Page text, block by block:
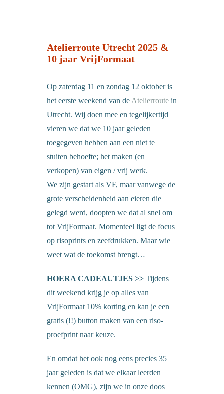
Atelierroute Utrecht 2025 &
10 jaar VrijFormaat
Op zaterdag 11 en zondag 12 oktober is
het eerste weekend van de Atelierroute in
Utrecht. Wij doen mee en tegelijkertijd
vieren we dat we 10 jaar geleden
toegegeven hebben aan een niet te
stuiten behoefte; het maken (en
verkopen) van eigen / vrij werk.
We zijn gestart als VF, maar vanwege de
grote verscheidenheid aan eieren die
gelegd werd, doopten we dat al snel om
tot VrijFormaat. Momenteel ligt de focus
op risoprints en zeefdrukken. Maar wie
weet wat de toekomst brengt…
HOERA CADEAUTJES >> Tijdens
dit weekend krijg je op alles van
VrijFormaat 10% korting en kan je een
gratis (!!) button maken van een riso-
proefprint naar keuze.
En omdat het ook nog eens precies 35
jaar geleden is dat we elkaar leerden
kennen (OMG), zijn we in onze doos